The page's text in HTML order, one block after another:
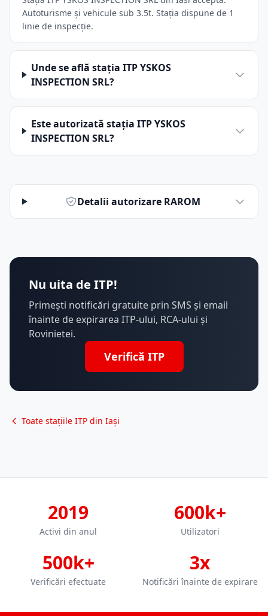
Autoturisme și vehicule sub 3.5t. Stația dispune de 1
linie de inspecție.
Unde se află stația ITP YSKOS
INSPECTION SRL?
Este autorizată stația ITP YSKOS
INSPECTION SRL?
Detalii autorizare RAROM
Nu uita de ITP!
Primești notificări gratuite prin SMS și email
înainte de expirarea ITP-ului, RCA-ului și
Rovinietei.
Verifică ITP
Toate stațiile ITP din Iași
2019
Activi din anul
600k+
Utilizatori
500k+
Verificări efectuate
3x
Notificări înainte de expirare